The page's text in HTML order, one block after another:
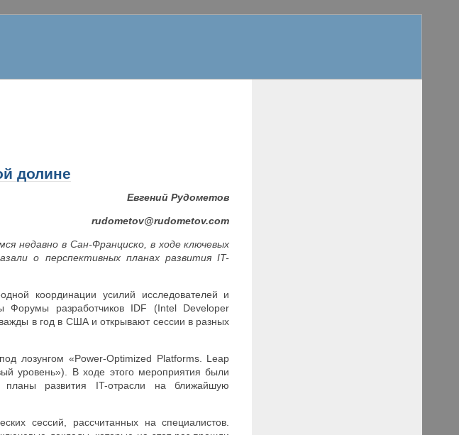
долине
Евгений Рудометов
rudometov@rudometov.com
недавно в Сан-Франциско, в ходе ключевых
о перспективных планах развитияIT-
координации усилий исследователей и
Форумы разработчиков IDF (Intel Developer
в год в США и открывают сессии в разных
лозунгом «Power-Optimized Platforms. Leap
уровень»). В ходе этого мероприятия были
планы развития IT-отрасли на ближайшую
сессий, рассчитанных на специалистов.